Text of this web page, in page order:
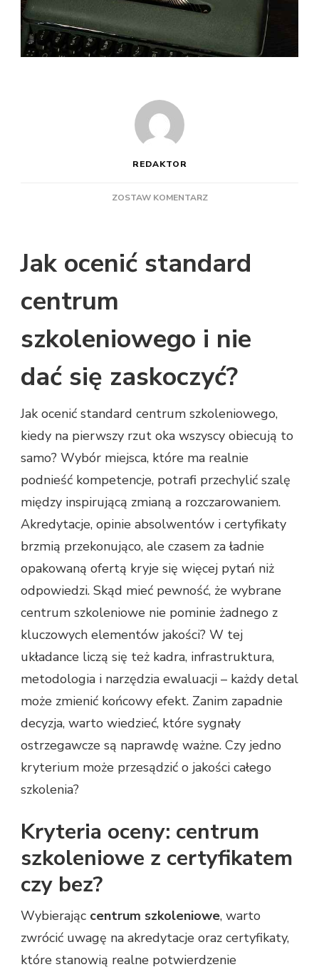
REDAKTOR
ZOSTAW KOMENTARZDO
CENTRUM
SZKOLENIOWEGO?
PRZEWAGĘ!
Jak ocenić standard
centrum
szkoleniowego i nie
dać się zaskoczyć?
Jak ocenić standard centrum szkoleniowego,
kiedy na pierwszy rzut oka wszyscy obiecują to
samo? Wybór miejsca, które ma realnie
podnieść kompetencje, potrafi przechylić szalę
między inspirującą zmianą a rozczarowaniem.
Akredytacje, opinie absolwentów i certyfikaty
brzmią przekonująco, ale czasem za ładnie
opakowaną ofertą kryje się więcej pytań niż
odpowiedzi. Skąd mieć pewność, że wybrane
centrum szkoleniowe nie pominie żadnego z
kluczowych elementów jakości? W tej
układance liczą się też kadra, infrastruktura,
metodologia i narzędzia ewaluacji – każdy detal
może zmienić końcowy efekt. Zanim zapadnie
decyzja, warto wiedzieć, które sygnały
ostrzegawcze są naprawdę ważne. Czy jedno
kryterium może przesądzić o jakości całego
szkolenia?
Kryteria oceny: centrum
szkoleniowe z certyfikatem
czy bez?
Wybierając centrum szkoleniowe, warto
zwrócić uwagę na akredytacje oraz certyfikaty,
które stanowią realne potwierdzenie